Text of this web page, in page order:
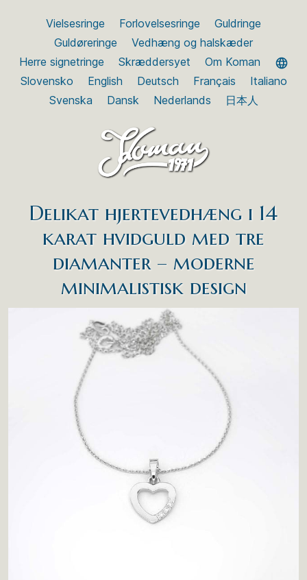
Vielsesringe Forlovelsesringe
Guldringe
Guldøreringe
Vedhæng og halskæder
Herre signetringe
Skræddersyet
Om Koman
Slovensko
English Deutsch Français
Italiano
Svenska
Dansk Nederlands 日本人
Delikat hjertevedhæng i 14
karat hvidguld med tre
diamanter – moderne
minimalistisk design